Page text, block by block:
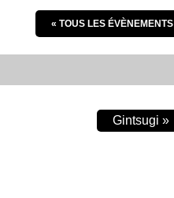
« TOUS LES ÉVÈNEMENTS
Gintsugi »